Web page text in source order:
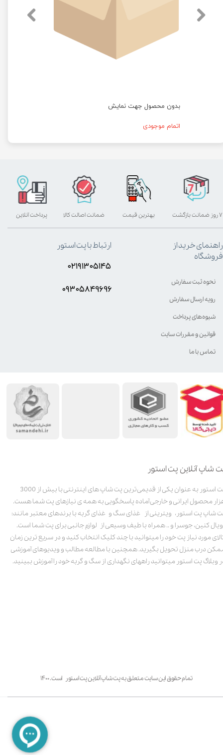
بدون محصول جهت نمایش
اتمام موجودی
شاپ آنلاین پت استور
پت استور به عنوان یکی از قدیمی‌ترین پت شاپ های اینترنتی با بیش از 3000
محصول ایرانی و خارجی آماده پاسخگویی به همه ی نیازهای پت شما هست.
شاپ پت استور، ویترینی از غذای سگ و غذای گربه با برندهای معتبر مانند:
کنین، جوسرا و .. همراه با طیف وسیعی از لوازم جانبی برای پت شما است.
مورد نیاز پت خود را میتوانید با چند کلیک انتخاب کنید و در سریع ترین زمان
درب منزل تحویل بگیرید. همچنین با مطالعه مطالب و ویدیوهای آموزشی
وبلاگ پت استور میتوانید راههای نگهداری از سگ و گربه خود را آموزش ببینید.
تمام حقوق این سایت متعلق به پت شاپ آنلاین پت استور است. ۱۴۰۰
بهترین قیمت پرداخت آنلاین ۷ روز ضمانت بازگشت ضمانت اصالت کالا
راهنمای خرید از
فروشگاه
نحوه ثبت سفارش
رویه ارسال سفارش
شیوه‌های پرداخت
قوانین و مقررات سایت
تماس با ما
ارتباط با پت استور
۰۲۱۹۱۳۰۵۱۴۵
۰۹۳۰۵8۴9696